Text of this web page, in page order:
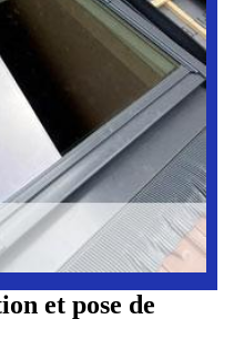
et pose de